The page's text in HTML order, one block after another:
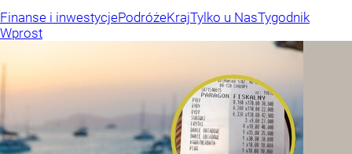
Finanse i inwestycjePodróżeKrajTylko u NasTygodnik
Wprost